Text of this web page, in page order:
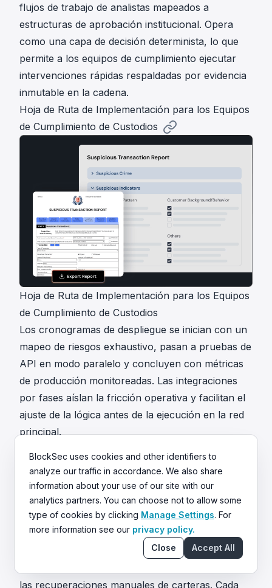
flujos de trabajo de analistas mapeados a
estructuras de aprobación institucional. Opera
como una capa de decisión determinista, lo que
permite a los equipos de cumplimiento ejecutar
intervenciones rápidas respaldadas por evidencia
inmutable en la cadena.
Hoja de Ruta de Implementación para los Equipos
de Cumplimiento de Custodios
Hoja de Ruta de Implementación para los Equipos
de Cumplimiento de Custodios
Los cronogramas de despliegue se inician con un
mapeo de riesgos exhaustivo, pasan a pruebas de
API en modo paralelo y concluyen con métricas
de producción monitoreadas. Las integraciones
por fases aíslan la fricción operativa y facilitan el
ajuste de la lógica antes de la ejecución en la red
principal.
regulatorias, los parámetros de riesgo internos y
los puntos de integración específicos del libro
contable. Los equipos de ingeniería mapean las
consultas discretas a las secuencias de
incorporación de clientes, los servicios de
escucha de depósitos, las colas de autorización
las recuperaciones manuales de carteras. Cada
BlockSec uses cookies and other identifiers to
analyze our traffic in accordance. We also share
information about your use of our site with our
analytics partners. You can choose not to allow some
type of cookies by clicking Manage Settings. For
more information see our privacy policy.
Close
Accept All